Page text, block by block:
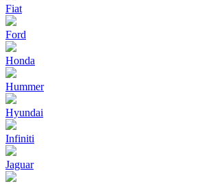
Fiat
Ford
Honda
Hummer
Hyundai
Infiniti
Jaguar